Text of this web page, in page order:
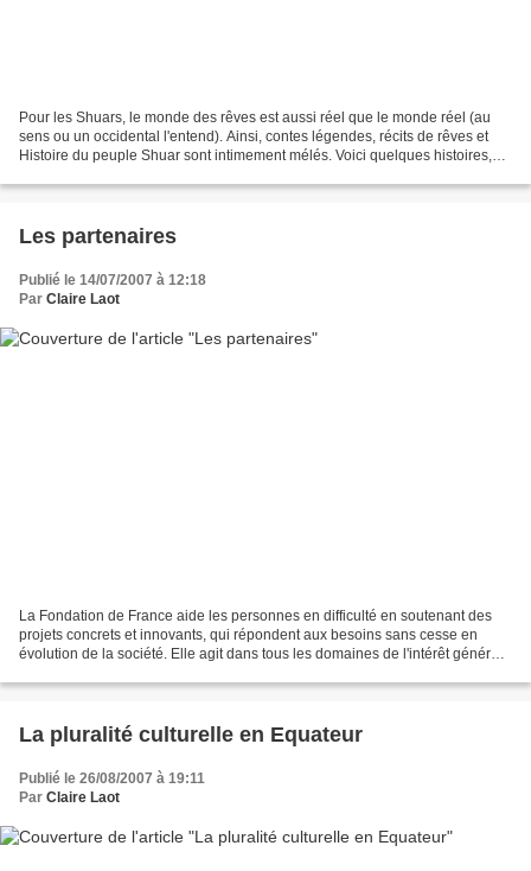
Pour les Shuars, le monde des rêves est aussi réel que le monde réel (au
sens ou un occidental l'entend). Ainsi, contes légendes, récits de rêves et
Histoire du peuple Shuar sont intimement mélés. Voici quelques histoires,
Les partenaires
Publié le 14/07/2007 à 12:18
Par Claire Laot
La Fondation de France aide les personnes en difficulté en soutenant des
projets concrets et innovants, qui répondent aux besoins sans cesse en
évolution de la société. Elle agit dans tous les domaines de l'intérêt général :
La pluralité culturelle en Equateur
Publié le 26/08/2007 à 19:11
Par Claire Laot